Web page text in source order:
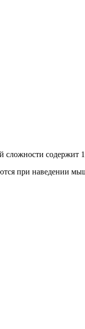
содержит
при наведении